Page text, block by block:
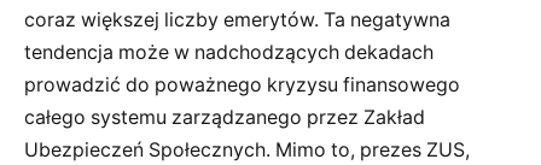
coraz większej liczby emerytów. Ta negatywna
tendencja może w nadchodzących dekadach
prowadzić do poważnego kryzysu finansowego
całego systemu zarządzanego przez Zakład
Ubezpieczeń Społecznych. Mimo to, prezes ZUS,